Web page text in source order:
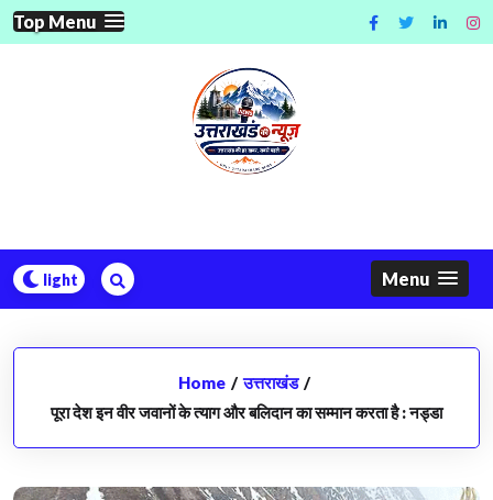
Skip
to
Top Menu
Menu
Home / उत्तराखंड /
पूरा देश इन वीर जवानों के त्याग और बलिदान का सम्मान करता है : नड्डा